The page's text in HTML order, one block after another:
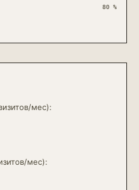
80 %
мес):
мес):